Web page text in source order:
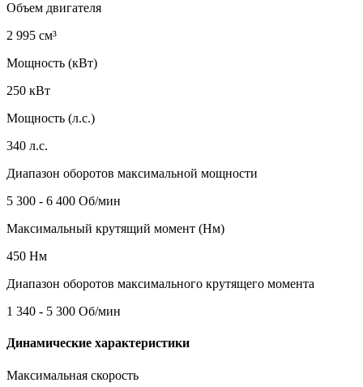
Объем двигателя
2 995 см³
Мощность (кВт)
250 кВт
Мощность (л.с.)
340 л.с.
Диапазон оборотов максимальной мощности
5 300 - 6 400 Об/мин
Максимальный крутящий момент (Нм)
450 Нм
Диапазон оборотов максимального крутящего момента
1 340 - 5 300 Об/мин
Динамические характеристики
Максимальная скорость